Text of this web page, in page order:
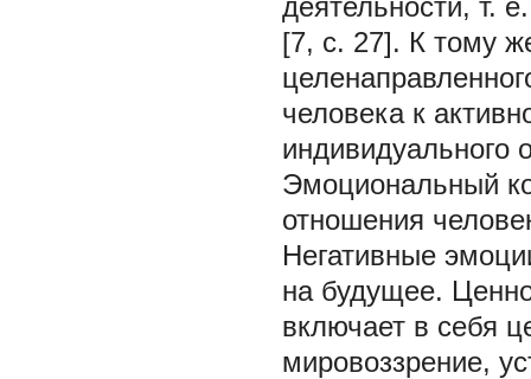
деятельности, т.
[7, с. 27]. К тому
человека к
индивидуального
Эмоциональный
отношения
Негативные
на будущее.
включает в себя
мировоззрение,